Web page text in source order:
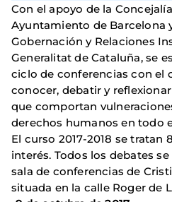
Con el apoyo de la
Ayuntamiento de Barcelona
Gobernación y Relaciones
Generalitat de Cataluña, se
ciclo de conferencias con el
conocer, debatir y
que comportan
derechos humanos en todo
El curso 2017-2018 se tratan
interés. Todos los debates
sala de conferencias de
situada en la calle Roger de